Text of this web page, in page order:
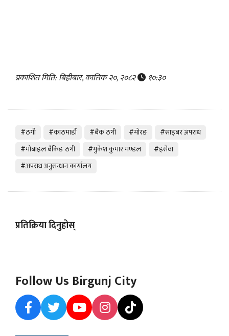
प्रकाशित मिति: बिहीबार, कात्तिक २०, २०८२ १०:३०
#ठगी #काठमाडौं #बैंक ठगी #मोरङ
#साइबर अपराध
#मोबाइल बैंकिङ ठगी
#मुकेश कुमार मण्डल
#इसेवा
#अपराध अनुसन्धान कार्यालय
प्रतिक्रिया दिनुहोस्
Follow Us Birgunj City